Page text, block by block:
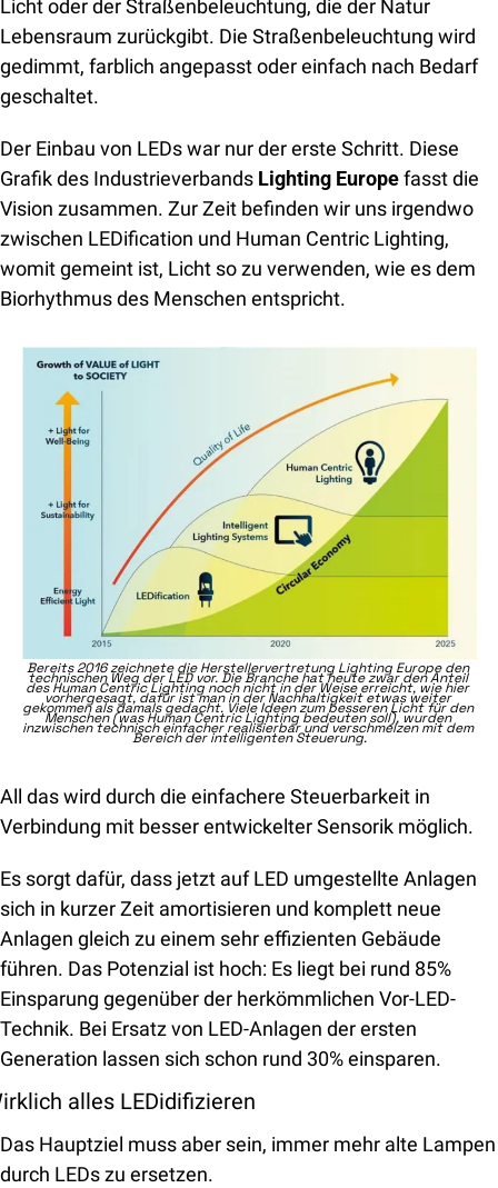
Licht oder der Straßenbeleuchtung, die der Natur
Lebensraum zurückgibt. Die Straßenbeleuchtung wird
gedimmt, farblich angepasst oder einfach nach Bedarf
geschaltet.
Der Einbau von LEDs war nur der erste Schritt. Diese
Grafik des Industrieverbands Lighting Europe fasst die
Vision zusammen. Zur Zeit befinden wir uns irgendwo
zwischen LEDification und Human Centric Lighting,
womit gemeint ist, Licht so zu verwenden, wie es dem
Biorhythmus des Menschen entspricht.
Bereits 2016 zeichnete die Herstellervertretung Lighting Europe den
technischen Weg der LED vor. Die Branche hat heute zwar den Anteil
des Human Centric Lighting noch nicht in der Weise erreicht, wie hier
vorhergesagt, dafür ist man in der Nachhaltigkeit etwas weiter
gekommen als damals gedacht. Viele Ideen zum besseren Licht für den
Menschen (was Human Centric Lighting bedeuten soll), wurden
inzwischen technisch einfacher realisierbar und verschmelzen mit dem
Bereich der intelligenten Steuerung.
All das wird durch die einfachere Steuerbarkeit in
Verbindung mit besser entwickelter Sensorik möglich.
Es sorgt dafür, dass jetzt auf LED umgestellte Anlagen
sich in kurzer Zeit amortisieren und komplett neue
Anlagen gleich zu einem sehr effizienten Gebäude
führen. Das Potenzial ist hoch: Es liegt bei rund 85%
Einsparung gegenüber der herkömmlichen Vor-LED-
Technik. Bei Ersatz von LED-Anlagen der ersten
Generation lassen sich schon rund 30% einsparen.
alles LEDidifizieren
Das Hauptziel muss aber sein, immer mehr alte Lampen
durch LEDs zu ersetzen.